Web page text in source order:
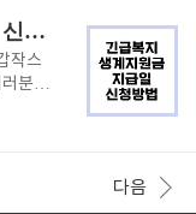
건설
종별
균
직
긴급복지 생계지원금 조건 지급일 신청 방법
작스
분에
할
지
니다.
다음